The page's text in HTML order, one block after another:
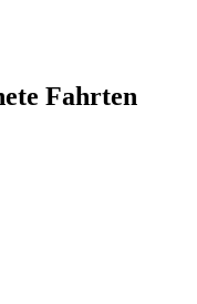
Fahrten